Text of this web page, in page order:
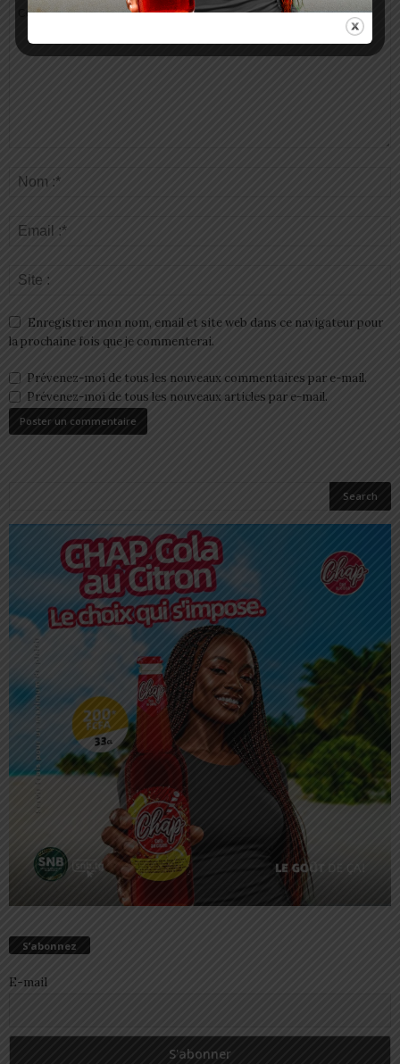
Enregistrer mon nom, email et site web dans ce navigateur pour
la prochaine fois que je commenterai.
Prévenez-moi de tous les nouveaux commentaires par e-mail.
Prévenez-moi de tous les nouveaux articles par e-mail.
S’abonnez
E-mail